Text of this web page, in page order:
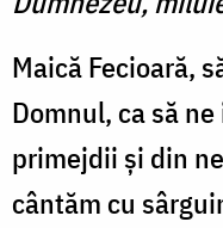
Maică Fecioară,
Domnul, ca să
primejdii şi din
cântăm cu